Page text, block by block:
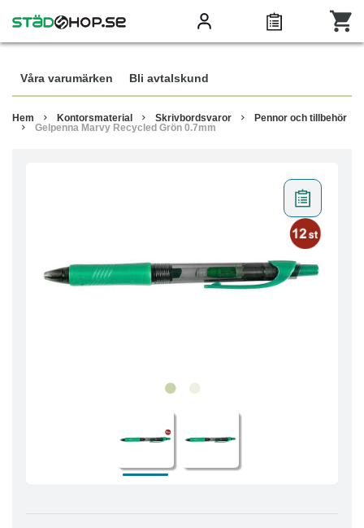
Våra varumärken Bli avtalskund
Hem Kontorsmaterial Skrivbordsvaror
Pennor och tillbehör
Gelpenna Marvy Recycled Grön 0.7mm